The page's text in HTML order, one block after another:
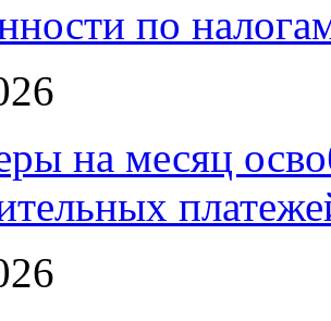
по
на месяц